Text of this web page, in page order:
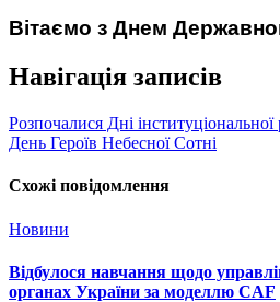
Вітаємо з Днем
Навігація записів
Розпочалися Дні
День Героїв Небесної Сотні
Схожі повідомлення
Новини
Відбулося навчання щодо
органах України за моделлю CAF